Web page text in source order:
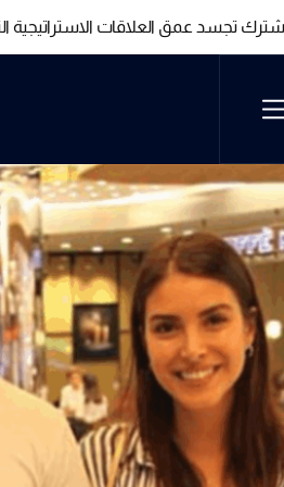
تجسد عمق العلاقات الاستراتيجية